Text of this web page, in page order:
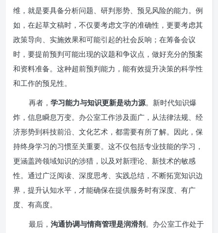
维，就是要具备分析问题、研判形势、预见风险的能力。例
如，在起草文稿时，不仅要考虑文字的准确性，更要考虑其
政策导向、实施效果和可能引起的社会反响；在筹备会议
时，要提前预判可能出现的议题和争议点，做好充分的预案
和资料准备。这种超前预判能力，能有效提升决策的科学性
和工作的预见性。
再者， 学习能力与知识更新是动力源。新时代知识爆
炸，信息瞬息万变。办公室工作涉及面广，从法律法规、经
济形势到科技前沿、文化艺术，都需要有所了解。因此，保
持终身学习的习惯至关重要。这不仅包括专业技能的学习，
更涵盖跨领域知识的涉猎，以及对新理论、新技术的敏感
性。通过广泛阅读、深度思考、实践总结，不断拓宽知识边
界，提升认知水平，才能确保在提供服务时有深度、有广
度、有高度。
最后， 沟通协调与情商管理是润滑剂。办公室工作处于